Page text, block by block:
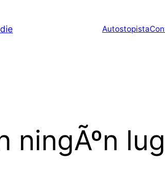
Autostopista
ningÃºn